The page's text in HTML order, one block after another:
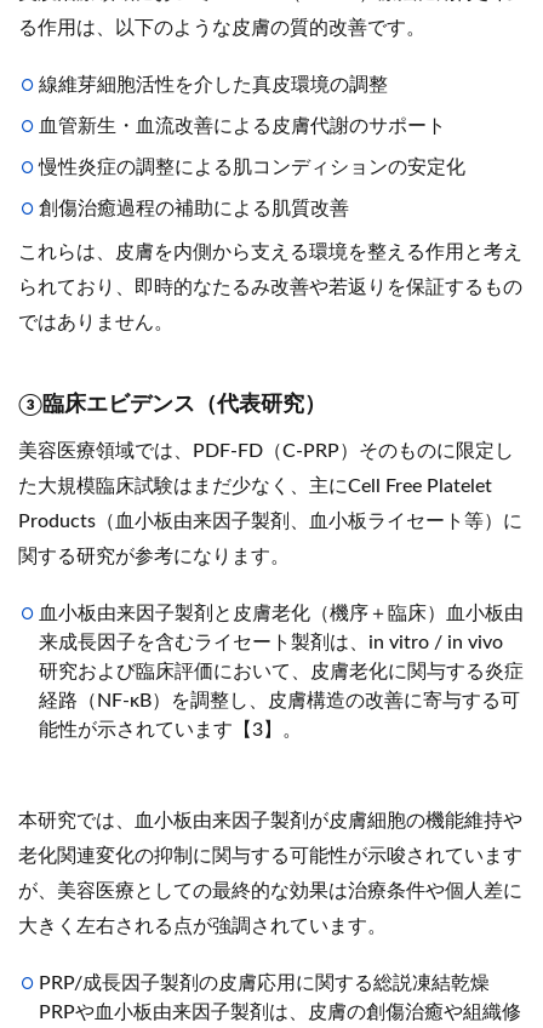
る作用は、以下のような皮膚の質的改善です。
線維芽細胞活性を介した真皮環境の調整
血管新生・血流改善による皮膚代謝のサポート
慢性炎症の調整による肌コンディションの安定化
創傷治癒過程の補助による肌質改善
これらは、皮膚を内側から支える環境を整える作用と考え
られており、即時的なたるみ改善や若返りを保証するもの
ではありません。
③臨床エビデンス（代表研究）
美容医療領域では、PDF-FD（C-PRP）そのものに限定し
た大規模臨床試験はまだ少なく、主にCell Free Platelet
Products（血小板由来因子製剤、血小板ライセート等）に
関する研究が参考になります。
血小板由来因子製剤と皮膚老化（機序＋臨床）血小板由
来成長因子を含むライセート製剤は、in vitro / in vivo
研究および臨床評価において、皮膚老化に関与する炎症
経路（NF-κB）を調整し、皮膚構造の改善に寄与する可
能性が示されています【3】。
本研究では、血小板由来因子製剤が皮膚細胞の機能維持や
老化関連変化の抑制に関与する可能性が示唆されています
が、美容医療としての最終的な効果は治療条件や個人差に
大きく左右される点が強調されています。
PRP/成長因子製剤の皮膚応用に関する総説凍結乾燥
PRPや血小板由来因子製剤は、皮膚の創傷治癒や組織修